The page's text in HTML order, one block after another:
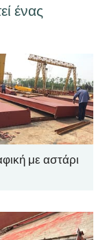
ένας
με αστάρι